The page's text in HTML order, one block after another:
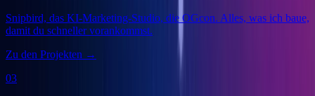
Snipbird, das KI-Marketing-Studio, die OGcon. Alles, was ich baue,
damit du schneller vorankommst.
Zu den Projekten →
03